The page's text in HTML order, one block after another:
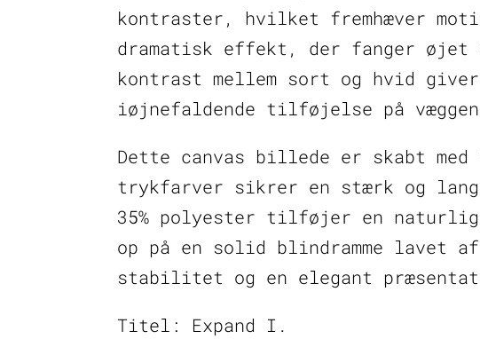
kontraster, hvilket fremhæver
dramatisk effekt, der fanger øjet
kontrast mellem sort og hvid
iøjnefaldende tilføjelse på
Dette canvas billede er skabt
trykfarver sikrer en stærk og
35% polyester tilføjer en
op på en solid blindramme lavet
stabilitet og en elegant
Titel: Expand I.